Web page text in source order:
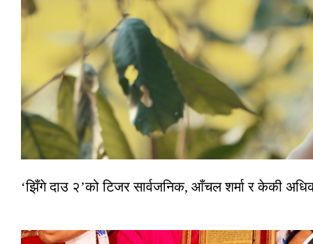
‘झिँगे दाउ २’को टिजर सार्वजनिक, आँचल शर्मा र केकी